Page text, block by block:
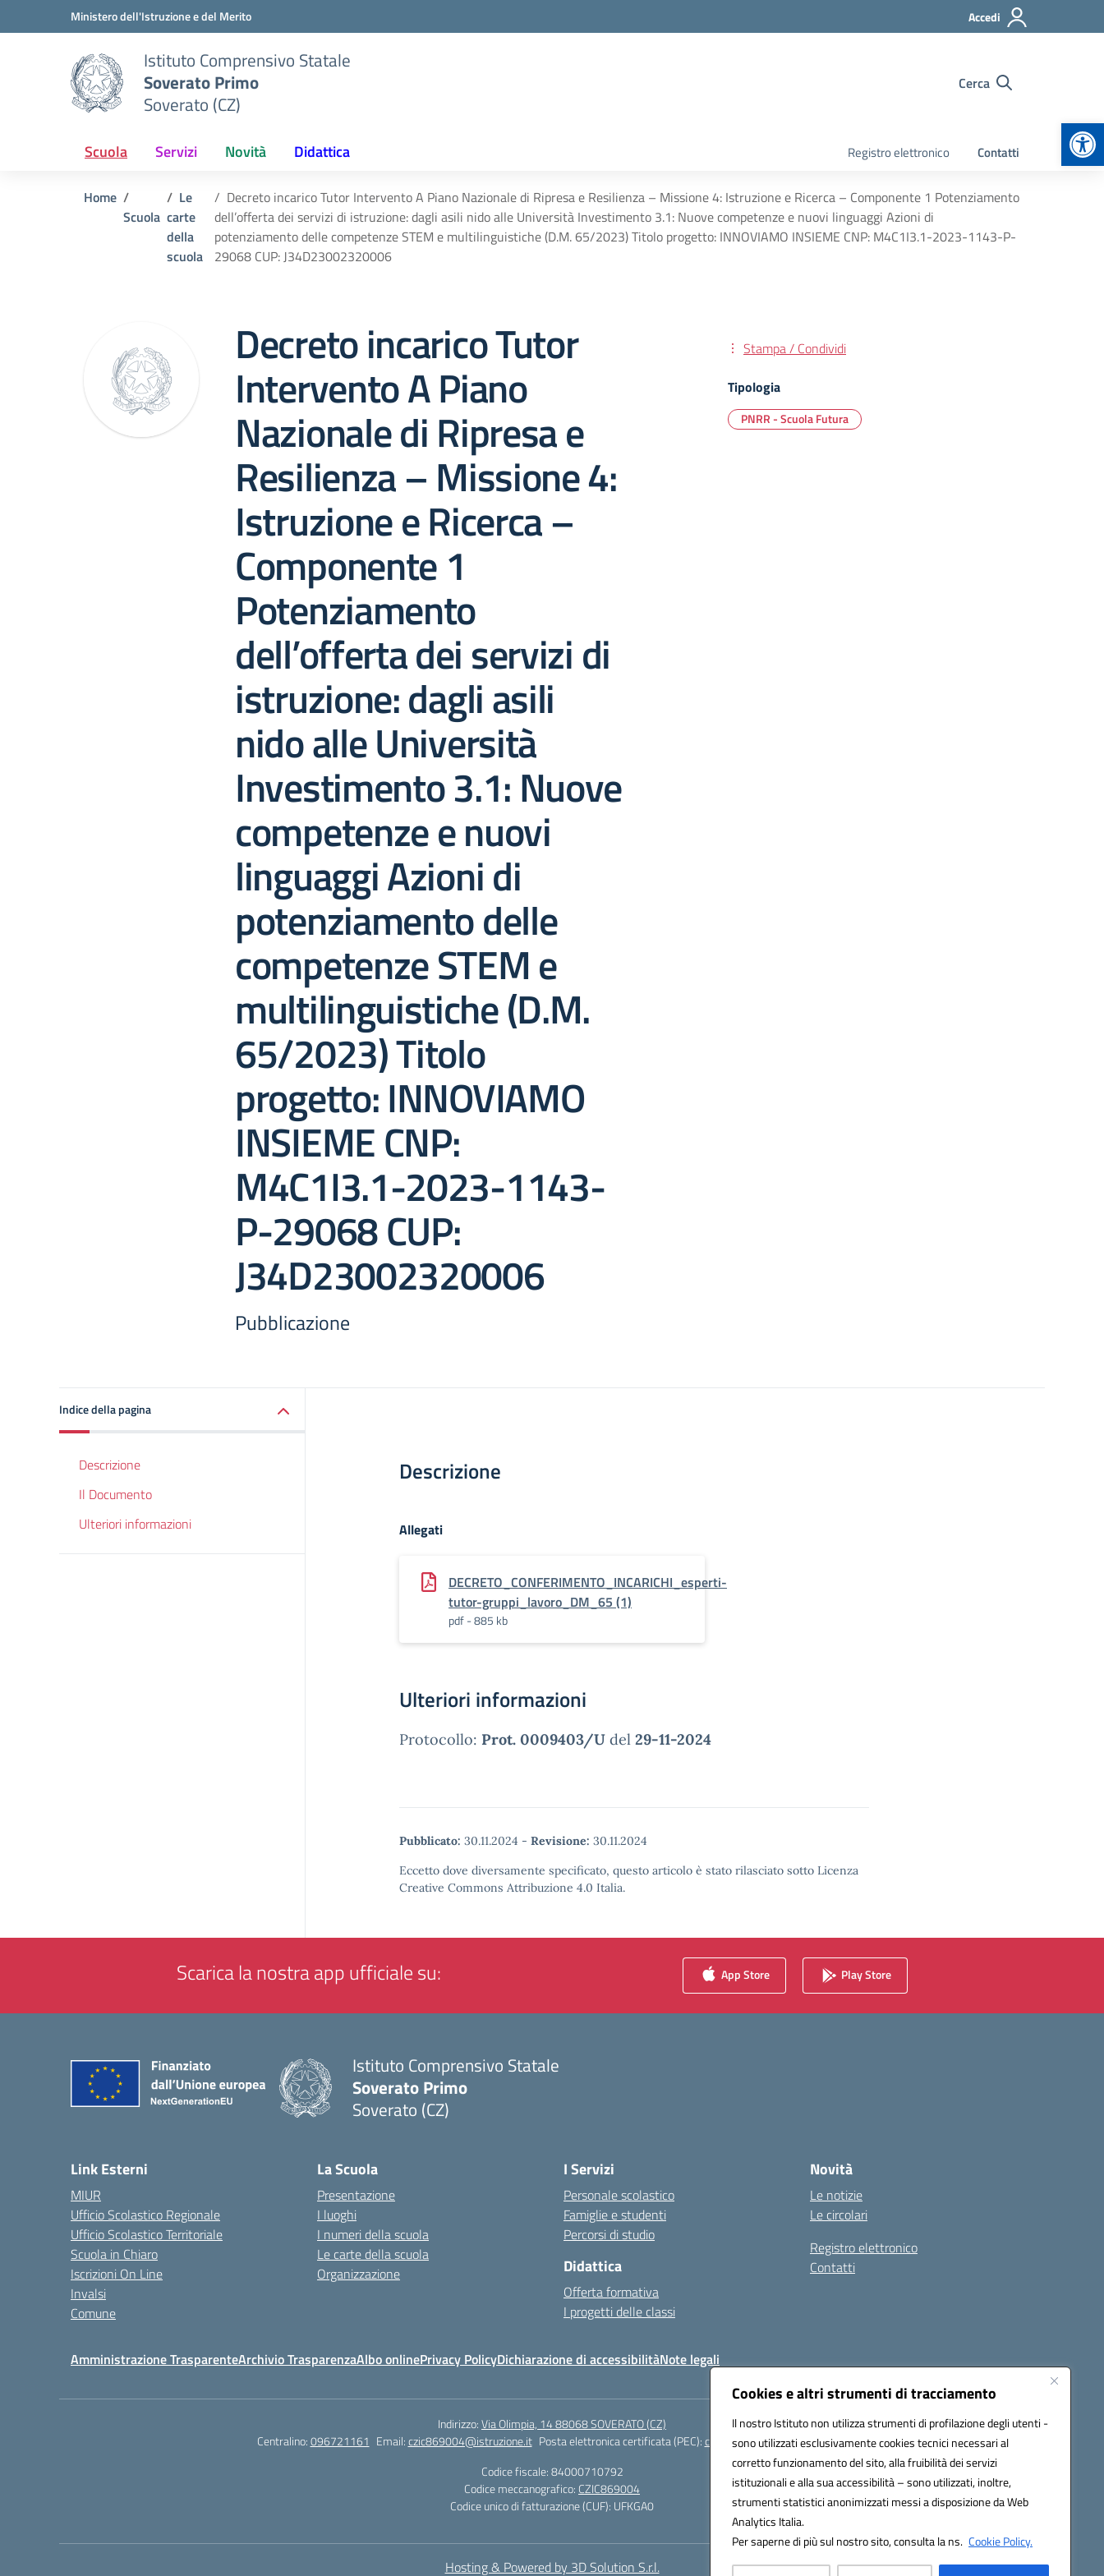
Cookies e altri strumenti di tracciamento
Il nostro Istituto non utilizza strumenti di profilazione degli utenti -
sono utilizzati esclusivamente cookies tecnici necessari al
corretto funzionamento del sito, alla fruibilità dei servizi
istituzionali e alla sua accessibilità – sono utilizzati, inoltre,
strumenti statistici anonimizzati messi a disposizione da Web
Analytics Italia.
Per saperne di più sul nostro sito, consulta la ns. Cookie Policy.
Vai ai contenuti
Vai al menu di navigazioneMinistero dell'Istruzione e del Merito Accedi
Istituto Comprensivo Statale
Soverato Primo
Soverato (CZ)
Cerca
Scuola Servizi Novità Didattica Registro elettronico Contatti
Home
Scuola
Le
carte
della
scuola
Decreto incarico Tutor Intervento A Piano Nazionale di Ripresa e Resilienza – Missione 4: Istruzione e Ricerca – Componente 1 Potenziamento
dell’offerta dei servizi di istruzione: dagli asili nido alle Università Investimento 3.1: Nuove competenze e nuovi linguaggi Azioni di
potenziamento delle competenze STEM e multilinguistiche (D.M. 65/2023) Titolo progetto: INNOVIAMO INSIEME CNP: M4C1I3.1-2023-1143-P-
29068 CUP: J34D23002320006
Decreto incarico Tutor
Intervento A Piano
Nazionale di Ripresa e
Resilienza – Missione 4:
Istruzione e Ricerca –
Componente 1
Potenziamento
dell’offerta dei servizi di
istruzione: dagli asili
nido alle Università
Investimento 3.1: Nuove
competenze e nuovi
linguaggi Azioni di
potenziamento delle
competenze STEM e
multilinguistiche (D.M.
65/2023) Titolo
progetto: INNOVIAMO
INSIEME CNP:
M4C1I3.1-2023-1143-
P-29068 CUP:
J34D23002320006
Pubblicazione
Stampa / Condividi
Tipologia
PNRR - Scuola Futura
Indice della pagina
Descrizione
Il Documento
Ulteriori informazioni
Descrizione
Allegati
DECRETO_CONFERIMENTO_INCARICHI_esperti-
tutor-gruppi_lavoro_DM_65 (1)
pdf - 885 kb
Ulteriori informazioni
Protocollo: Prot. 0009403/U del 29-11-2024
Pubblicato: 30.11.2024 - Revisione: 30.11.2024
Eccetto dove diversamente specificato, questo articolo è stato rilasciato sotto Licenza
Creative Commons Attribuzione 4.0 Italia.
Scarica la nostra app ufficiale su: App Store Play Store
Istituto Comprensivo Statale
Soverato Primo
Soverato (CZ)
Link Esterni
MIUR
Ufficio Scolastico Regionale
Ufficio Scolastico Territoriale
Scuola in Chiaro
Iscrizioni On Line
Invalsi
Comune
La Scuola
Presentazione
I luoghi
I numeri della scuola
Le carte della scuola
Organizzazione
I Servizi
Personale scolastico
Famiglie e studenti
Percorsi di studio
Didattica
Offerta formativa
I progetti delle classi
Novità
Le notizie
Le circolari
Registro elettronico
Contatti
Amministrazione TrasparenteArchivio TrasparenzaAlbo onlinePrivacy PolicyDichiarazione di accessibilitàNote legali
Indirizzo:Via Olimpia, 14 88068 SOVERATO (CZ)
Centralino:096721161 Email:czic869004@istruzione.it Posta elettronica certificata (PEC):czic869004@pec.istruzione.it
Codice fiscale: 84000710792
Codice meccanografico: CZIC869004
Codice unico di fatturazione (CUF): UFKGA0
Hosting & Powered by 3D Solution S.r.l.